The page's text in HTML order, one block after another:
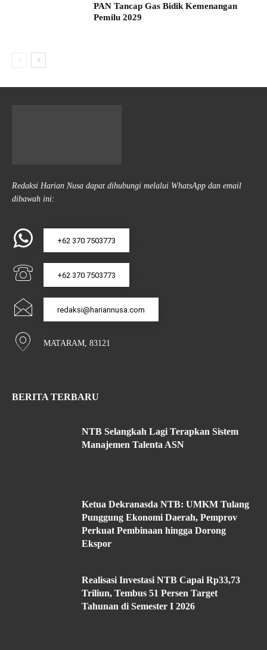
PAN Tancap Gas Bidik Kemenangan
Pemilu 2029
Redaksi Harian Nusa dapat dihubungi melalui WhatsApp dan email
dibawah ini:
+62 370 7503773
+62 370 7503773
redaksi@hariannusa.com
MATARAM, 83121
BERITA TERBARU
NTB Selangkah Lagi Terapkan Sistem
Manajemen Talenta ASN
Ketua Dekranasda NTB: UMKM Tulang
Punggung Ekonomi Daerah, Pemprov
Perkuat Pembinaan hingga Dorong
Ekspor
Realisasi Investasi NTB Capai Rp33,73
Triliun, Tembus 51 Persen Target
Tahunan di Semester I 2026